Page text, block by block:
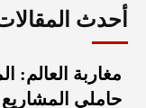
أحدث
مغاربة العالم:
حاملي المشاريع